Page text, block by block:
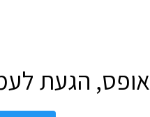
אופס, הגעת